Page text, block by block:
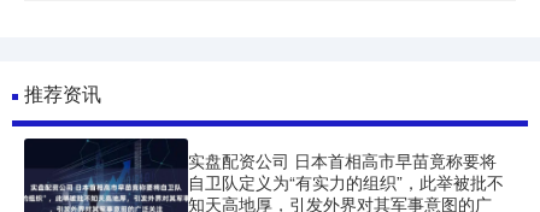
推荐资讯
实盘配资公司 日本首相高市早苗竟称要将
自卫队定义为“有实力的组织”，此举被批不
知天高地厚，引发外界对其军事意图的广